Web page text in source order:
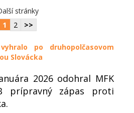
stránky
1
2 >>
po druhopolčasovom
Slovácka
2026 odohral MFK
prípravný zápas proti